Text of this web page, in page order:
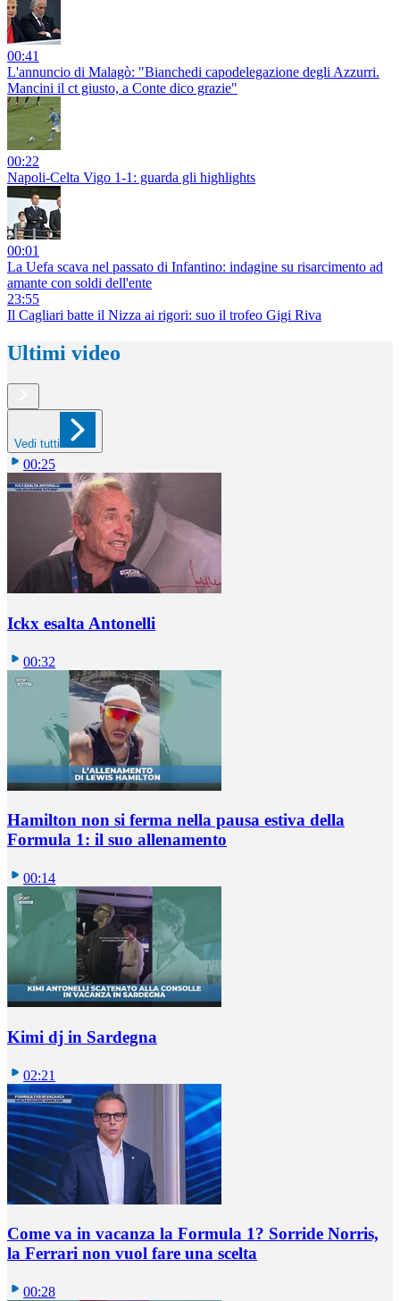
00:41
L'annuncio di Malagò: "Bianchedi capodelegazione degli Azzurri.
Mancini il ct giusto, a Conte dico grazie"
00:22
Napoli-Celta Vigo 1-1: guarda gli highlights
00:01
La Uefa scava nel passato di Infantino: indagine su risarcimento ad
amante con soldi dell'ente
23:55
Il Cagliari batte il Nizza ai rigori: suo il trofeo Gigi Riva
Ultimi video
Vedi tutti
00:25
Ickx esalta Antonelli
00:32
Hamilton non si ferma nella pausa estiva della
Formula 1: il suo allenamento
00:14
Kimi dj in Sardegna
02:21
Come va in vacanza la Formula 1? Sorride Norris,
la Ferrari non vuol fare una scelta
00:28